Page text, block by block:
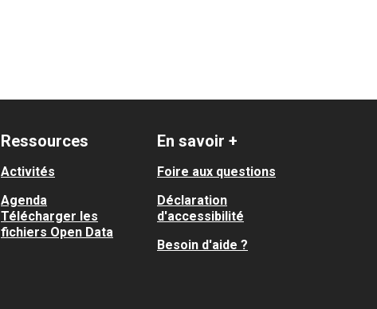
Ressources
Activités
Agenda
Télécharger les
fichiers Open Data
En savoir +
Foire aux questions
Déclaration
d'accessibilité
Besoin d'aide ?